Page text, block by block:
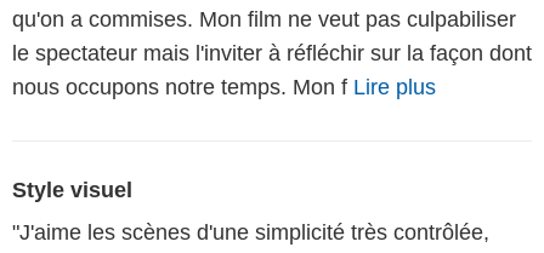
qu'on a commises. Mon film ne veut pas culpabiliser
le spectateur mais l'inviter à réfléchir sur la façon dont
nous occupons notre temps. Mon f Lire plus
Style visuel
"J'aime les scènes d'une simplicité très contrôlée,